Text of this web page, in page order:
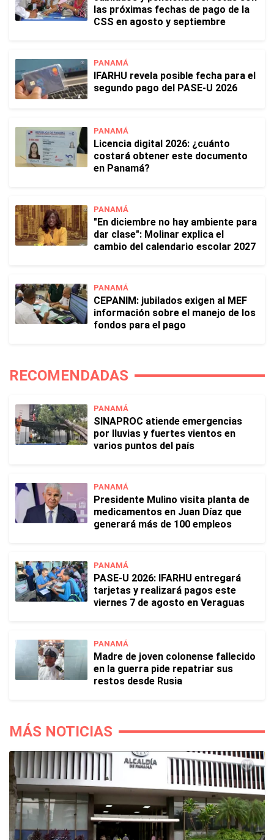
las próximas fechas de pago de la
CSS en agosto y septiembre
PANAMÁ
IFARHU revela posible fecha para el
segundo pago del PASE-U 2026
PANAMÁ
Licencia digital 2026: ¿cuánto
costará obtener este documento
en Panamá?
PANAMÁ
"En diciembre no hay ambiente para
dar clase": Molinar explica el
cambio del calendario escolar 2027
PANAMÁ
CEPANIM: jubilados exigen al MEF
información sobre el manejo de los
fondos para el pago
RECOMENDADAS
PANAMÁ
SINAPROC atiende emergencias
por lluvias y fuertes vientos en
varios puntos del país
PANAMÁ
Presidente Mulino visita planta de
medicamentos en Juan Díaz que
generará más de 100 empleos
PANAMÁ
PASE-U 2026: IFARHU entregará
tarjetas y realizará pagos este
viernes 7 de agosto en Veraguas
PANAMÁ
Madre de joven colonense fallecido
en la guerra pide repatriar sus
restos desde Rusia
MÁS NOTICIAS